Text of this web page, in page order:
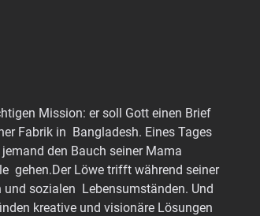
Mission: er soll Gott einen Brief
Fabrik in  Bangladesh. Eines Tages
den Bauch seiner Mama
gehen.Der Löwe trifft während seiner
sozialen  Lebensumständen. Und
kreative und visionäre Lösungen